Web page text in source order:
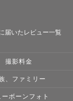
届いたレビュー一覧
撮影料金
、ファミリー
ーボーンフォト